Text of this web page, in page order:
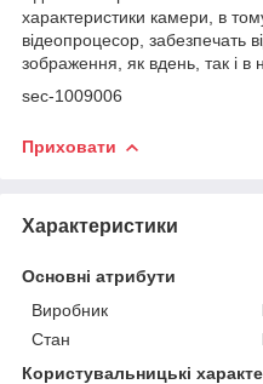
характеристики камери, в
відеопроцесор, забезпечать
зображення, як вдень, так і в
sec-1009006
Приховати
Характеристики
Основні атрибути
Виробник
Стан
Користувальницькі